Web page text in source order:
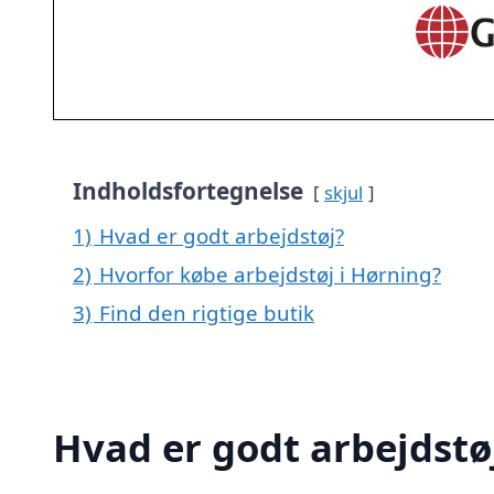
Indholdsfortegnelse skjul
1) Hvad er godt arbejdstøj?
2) Hvorfor købe arbejdstøj i Hørning?
3) Find den rigtige butik
Hvad er godt